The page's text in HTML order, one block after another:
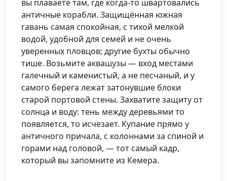
вы плаваете там, где когда-то швартовались
античные корабли. Защищённая южная
гавань самая спокойная, с тихой мелкой
водой, удобной для семей и не очень
уверенных пловцов; другие бухты обычно
тише. Возьмите аквашузы — вход местами
галечный и каменистый, а не песчаный, и у
самого берега лежат затонувшие блоки
старой портовой стены. Захватите защиту от
солнца и воду: тень между деревьями то
появляется, то исчезает. Купание прямо у
античного причала, с колоннами за спиной и
горами над головой, — тот самый кадр,
который вы запомните из Кемера.